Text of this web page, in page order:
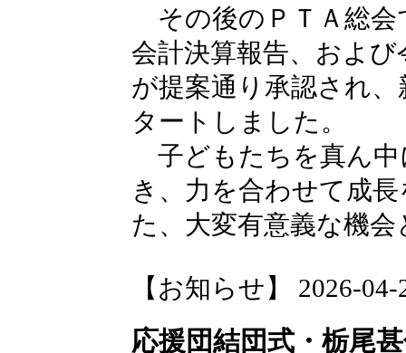
その後のＰＴＡ総会
会計決算報告、およ
が提案通り承認され
タートしました。
子どもたちを真ん中
き、力を合わせて成
た、大変有意義な機
【お知らせ】 2026-
応援団結団式・栃尾